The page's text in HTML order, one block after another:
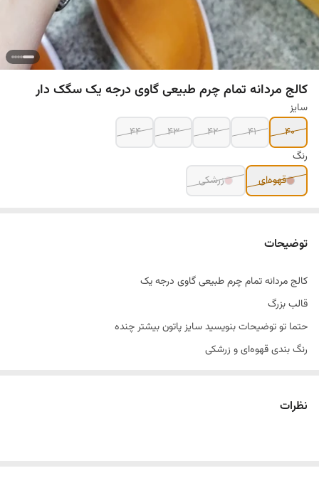
کالج مردانه تمام چرم طبیعی گاوی درجه یک سگک دار
سایز
۴۰
۴۱ ۴۲ ۴۳
۴۴
رنگ
قهوه‌ای
زرشکی
توضیحات
کالج مردانه تمام چرم طبیعی گاوی درجه یک
قالب بزرگ
حتما تو توضیحات بنویسید سایز پاتون بیشتر چنده
رنگ بندی قهوه‌ای و زرشکی
نظرات